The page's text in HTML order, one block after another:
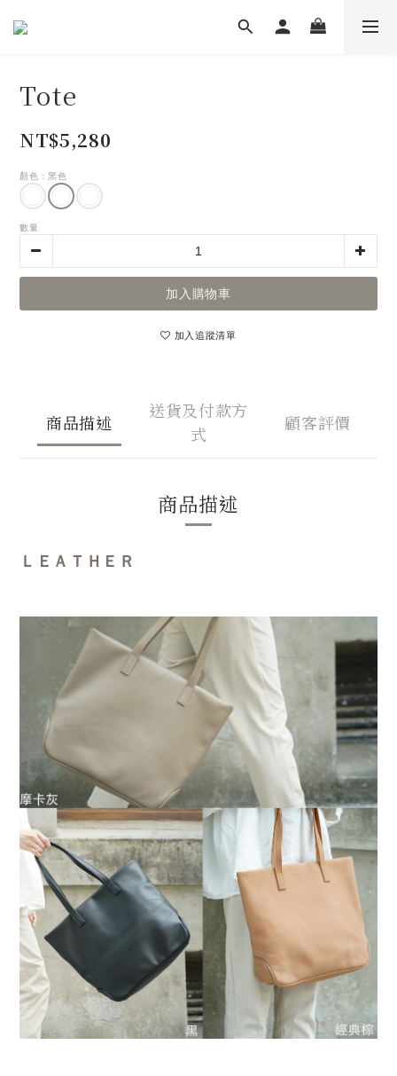
Tote
NT$5,280
顏色 : 黑色
數量
加入購物車
加入追蹤清單
商品描述
送貨及付款方
式
顧客評價
商品描述
ＬＥＡＴＨＥＲ